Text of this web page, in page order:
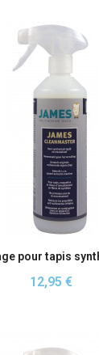
Aperçu rapide
12,95 €